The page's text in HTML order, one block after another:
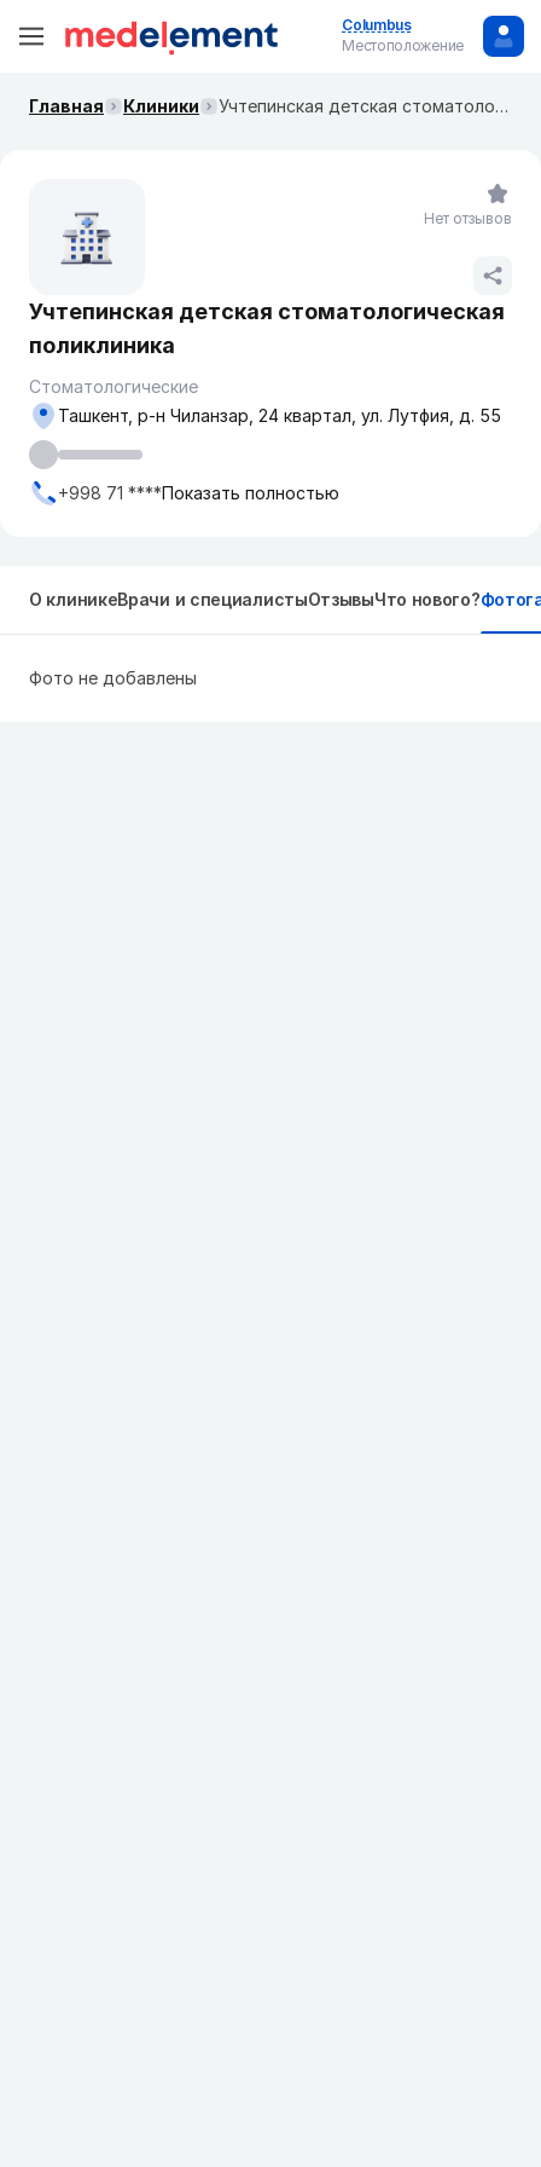
Columbus
Местоположение
Главная Клиники Учтепинская детская стоматологическая поликлиника
Учтепинская детская стоматологическая
поликлиника
Стоматологические
Ташкент, р-н Чиланзар, 24 квартал, ул. Лутфия, д. 55
+998 71 ****Показать полностью
Нет отзывов
О клиникеВрачи и специалистыОтзывыЧто нового?
Фото не добавлены